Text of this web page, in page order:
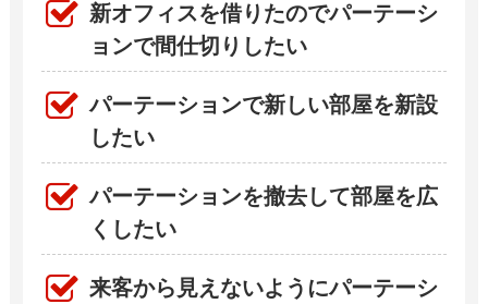
新オフィスを借りたのでパーテーシ
ョンで間仕切りしたい
パーテーションで新しい部屋を新設
したい
パーテーションを撤去して部屋を広
くしたい
来客から見えないようにパーテーシ